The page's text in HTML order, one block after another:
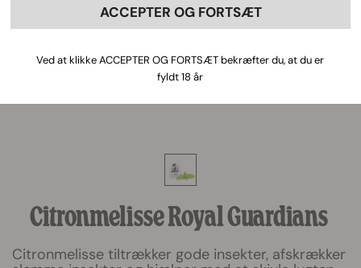
Citronmelisse Royal Guardians
Citronmelisse tiltrækker gode insekter, afskrækker
ACCEPTER OG FORTSÆT
Ved at klikke ACCEPTER OG FORTSÆT bekræfter du, at du er
fyldt 18 år